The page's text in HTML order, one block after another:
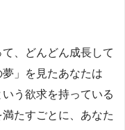
、どんどん成長して
」を見たあなたは
う欲求を持っている
たすごとに、あなた